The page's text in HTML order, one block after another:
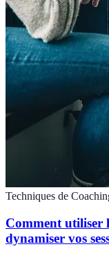
Techniques de
Comment utiliser
dynamiser vos